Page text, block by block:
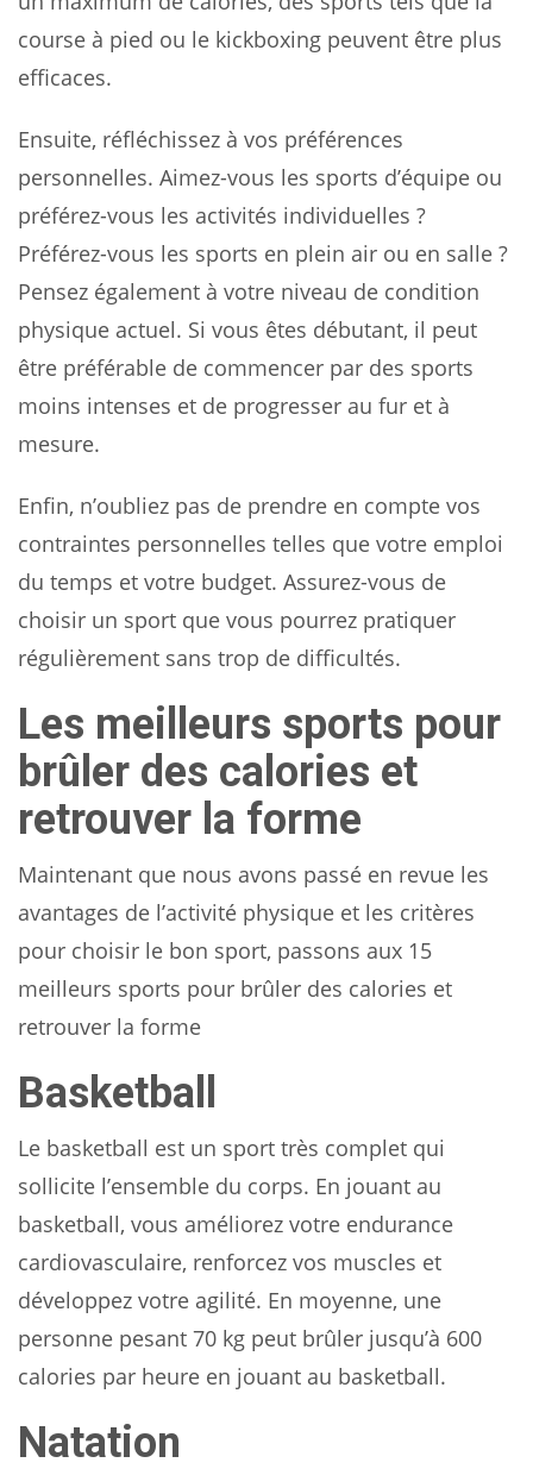
course à pied ou le kickboxing peuvent être plus
efficaces.
Ensuite, réfléchissez à vos préférences
personnelles. Aimez-vous les sports d’équipe ou
préférez-vous les activités individuelles ?
Préférez-vous les sports en plein air ou en salle ?
Pensez également à votre niveau de condition
physique actuel. Si vous êtes débutant, il peut
être préférable de commencer par des sports
moins intenses et de progresser au fur et à
mesure.
Enfin, n’oubliez pas de prendre en compte vos
contraintes personnelles telles que votre emploi
du temps et votre budget. Assurez-vous de
choisir un sport que vous pourrez pratiquer
régulièrement sans trop de difficultés.
Les meilleurs sports pour
brûler des calories et
retrouver la forme
Maintenant que nous avons passé en revue les
avantages de l’activité physique et les critères
pour choisir le bon sport, passons aux 15
meilleurs sports pour brûler des calories et
retrouver la forme
Basketball
Le basketball est un sport très complet qui
sollicite l’ensemble du corps. En jouant au
basketball, vous améliorez votre endurance
cardiovasculaire, renforcez vos muscles et
développez votre agilité. En moyenne, une
personne pesant 70 kg peut brûler jusqu’à 600
calories par heure en jouant au basketball.
Natation